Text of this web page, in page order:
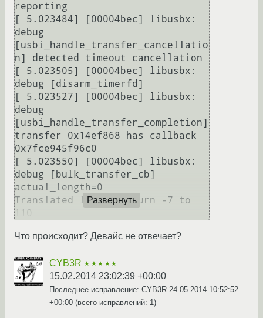
reporting
[ 5.023484] [00004bec] libusbx:
debug
[usbi_handle_transfer_cancellatio
n] detected timeout cancellation
[ 5.023505] [00004bec] libusbx:
debug [disarm_timerfd]
[ 5.023527] [00004bec] libusbx:
debug
[usbi_handle_transfer_completion]
transfer 0x14ef868 has callback
0x7fce945f96c0
[ 5.023550] [00004bec] libusbx:
debug [bulk_transfer_cb]
actual_length=0
Translated libusb return -7 to
Развернуть
Что происходит? Девайс не отвечает?
CYB3R ★★★★★
15.02.2014 23:02:39 +00:00
Последнее исправление: CYB3R 24.05.2014 10:52:52
+00:00 (всего исправлений: 1)